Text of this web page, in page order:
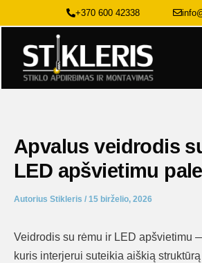
prie
turinio
+370 600 42338
Apvalus veidrodis
LED apšvietimu
Autorius Stikleris / 15 birželio, 2026
Veidrodis su rėmu ir LED apšvietimu
kuris interjerui suteikia aiškią